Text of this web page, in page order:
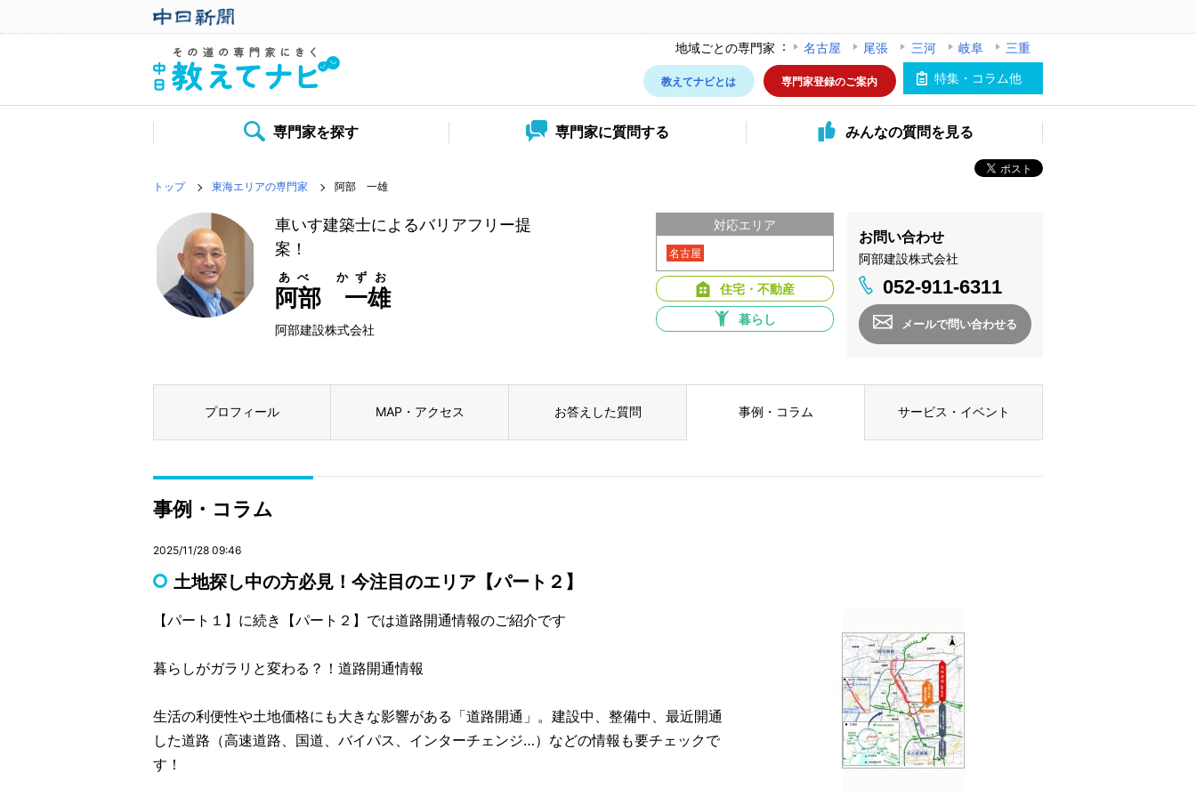
地域ごとの専門家 名古屋 尾張 三河 岐阜
三重
特集・コラム他
教えてナビとは 専門家登録のご案内
専門家を探す 専門家に質問する みんなの質問を見る
トップ 東海エリアの専門家 阿部 一雄
車いす建築士によるバリアフリー提
案！
阿部 一雄
あべ かずお
阿部建設株式会社
お問い合わせ
阿部建設株式会社
052-911-6311
メールで問い合わせる
対応エリア
名古屋
住宅・不動産
暮らし
プロフィール MAP・アクセス お答えした質問 事例・コラム サービス・イベント
事例・コラム
2025/11/28 09:46
土地探し中の方必見！今注目のエリア【パート２】
【パート１】に続き【パート２】では道路開通情報のご紹介です
暮らしがガラリと変わる？！道路開通情報
生活の利便性や土地価格にも大きな影響がある「道路開通」。建設中、整備中、最近開通
した道路（高速道路、国道、バイパス、インターチェンジ…）などの情報も要チェックで
す！